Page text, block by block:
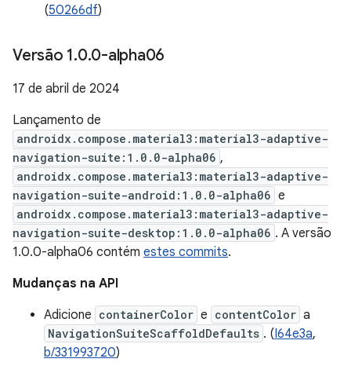
(50266df)
Versão 1.0.0-alpha06
17 de abril de 2024
Lançamento de
androidx.compose.material3:material3-adaptive-
navigation-suite:1.0.0-alpha06 ,
androidx.compose.material3:material3-adaptive-
navigation-suite-android:1.0.0-alpha06 e
androidx.compose.material3:material3-adaptive-
navigation-suite-desktop:1.0.0-alpha06 . A versão
1.0.0-alpha06 contém estes commits.
Mudanças na API
Adicione containerColor e contentColor a
NavigationSuiteScaffoldDefaults . (I64e3a,
b/331993720)